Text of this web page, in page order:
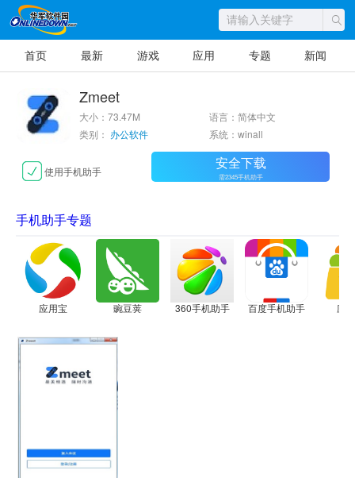
首页 最新 游戏 应用 专题 新闻
Zmeet
大小：73.47M
语言：简体中文
类别： 办公软件 系统：winall
使用手机助手 安全下载
需2345手机助手
手机助手专题
应用宝 豌豆荚 360手机助手 百度手机助手 应